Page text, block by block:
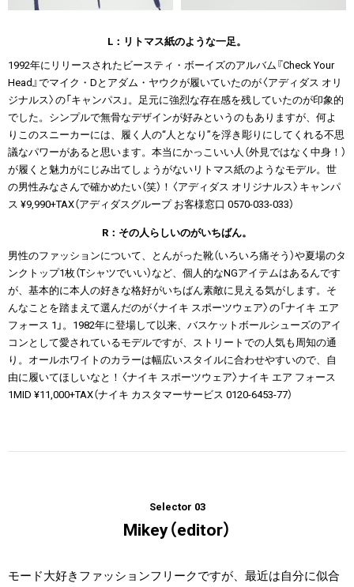
L：リトマス紙のような一足。
1992年にリリースされたビースティ・ボーイズのアルバム『Check Your
Head』でマイク・Dとアダム・ヤウクが履いていたのが〈アディダス オリ
ジナルス〉の「キャンパス」。足元に強烈な存在感を残していたのが印象的
でした。シンプルで無骨なデザインが好みというのもありますが、何よ
りこのスニーカーには、履く人の“人となり”を浮き彫りにしてくれる不思
議なパワーがあると思います。本当にかっこいい人（外見ではなく中身！）
が履くと魅力がにじみ出てしょうがないリトマス紙のようなモデル。世
の男性みなさんで確かめたい（笑）！〈アディダス オリジナルス〉キャンパ
ス ¥9,990+TAX（アディダスグループ お客様窓口 0570-033-033）
R：その人らしいのがいちばん。
男性のファッションについて、とんがった靴（いろいろ痛そう）や夏場のタ
ンクトップ1枚（Tシャツでいい）など、個人的なNGアイテムはあるんです
が、基本的に本人の好きな格好がいちばん素敵に見える気がします。そ
んなことを踏まえて選んだのが〈ナイキ スポーツウェア〉の「ナイキ エア
フォース 1」。1982年に登場して以来、バスケットボールシューズのアイ
コンとして愛されているモデルですが、ストリートでの人気も周知の通
り。オールホワイトのカラーは幅広いスタイルに合わせやすいので、自
由に履いてほしいなと！〈ナイキ スポーツウェア〉ナイキ エア フォース
1MID ¥11,000+TAX（ナイキ カスタマーサービス 0120-6453-77）
Selector 03
Mikey（editor）
モード大好きファッションフリークですが、最近は自分に似合